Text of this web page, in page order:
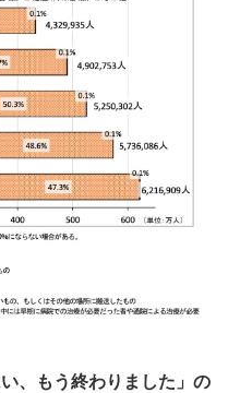
、もう終わりました」の